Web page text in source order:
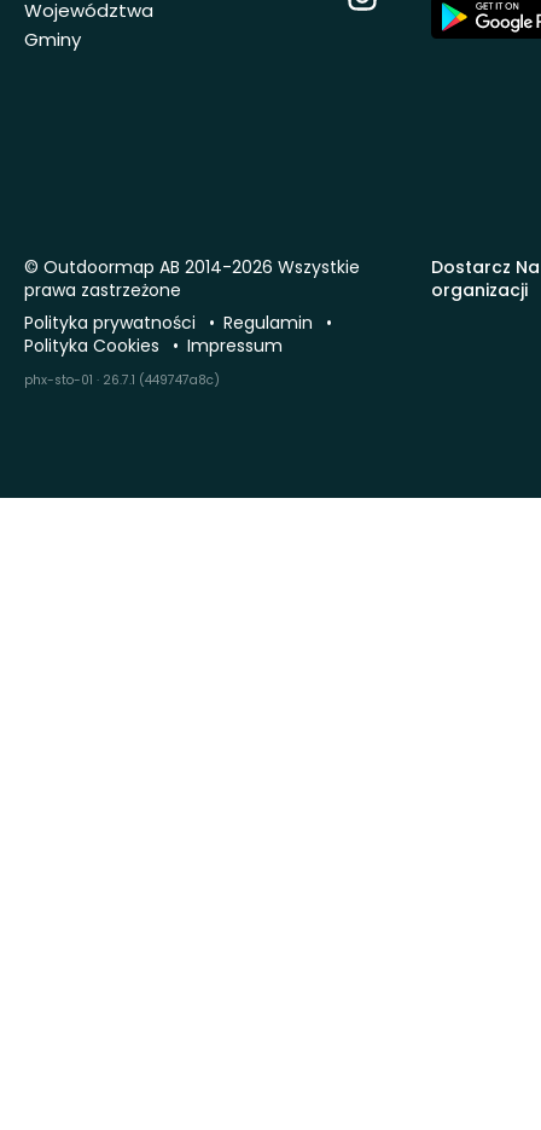
Województwa
Gminy
App
Store
Dostarcz
organizacji
© Outdoormap AB 2014-2026 Wszystkie
prawa zastrzeżone
Polityka prywatności
Regulamin
Polityka Cookies
Impressum
phx-sto-01 · 26.7.1 (449747a8c)